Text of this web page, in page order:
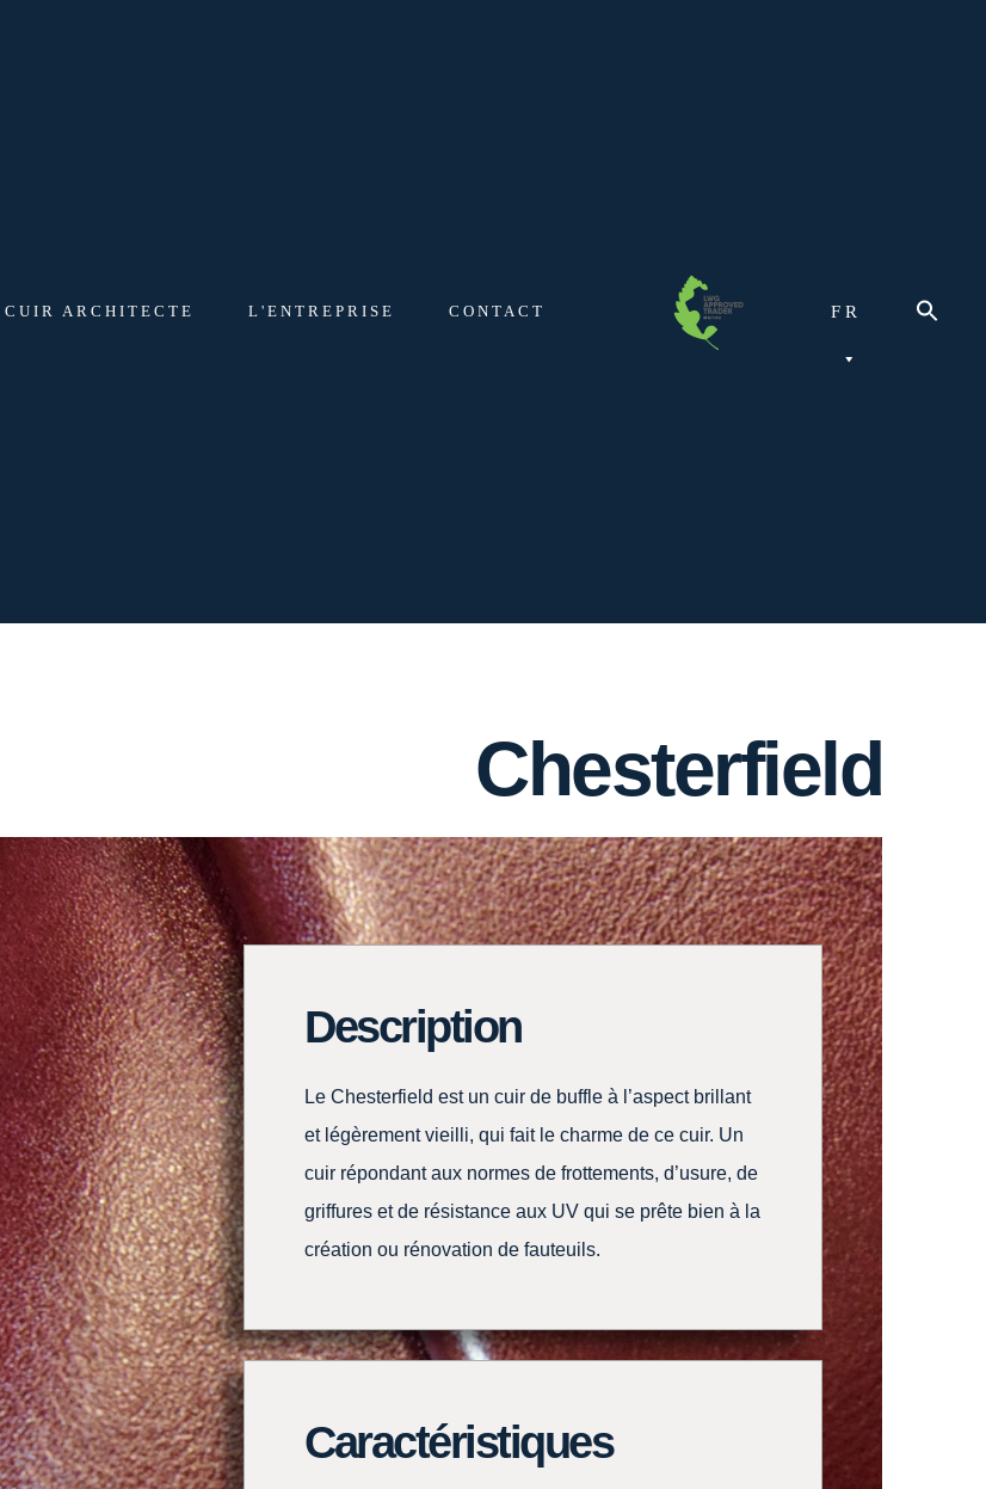
CUIR ARCHITECTE L'ENTREPRISE CONTACT FR
Chesterfield
Description
Le Chesterfield est un cuir de buffle à l’aspect brillant
et légèrement vieilli, qui fait le charme de ce cuir. Un
cuir répondant aux normes de frottements, d’usure, de
griffures et de résistance aux UV qui se prête bien à la
création ou rénovation de fauteuils.
Caractéristiques